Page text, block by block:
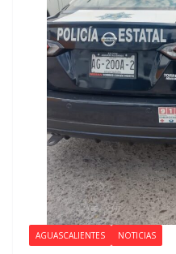
AGUASCALIENTES NOTICIAS